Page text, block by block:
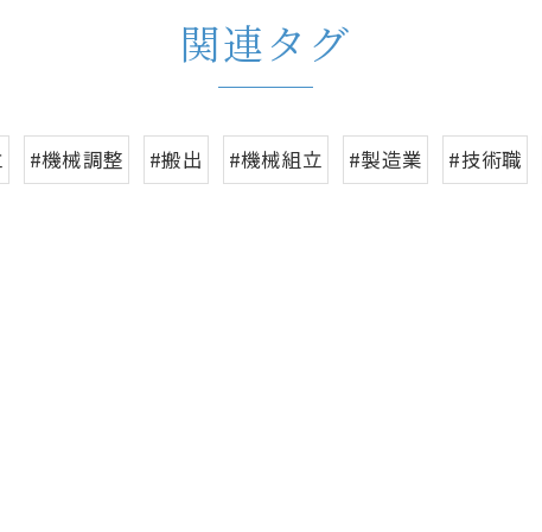
関連タグ
#機械調整 #搬出 #機械組立 #製造業 #技術職